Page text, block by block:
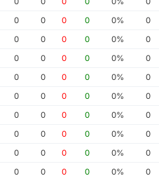
0
0%
0
0
0
0
0
0%
0
0
0
0
0
0%
0
0
0
0
0
0%
0
0
0
0
0
0%
0
0
0
0
0
0%
0
0
0
0
0
0%
0
0
0
0
0
0%
0
0
0
0
0
0%
0
0
0
0